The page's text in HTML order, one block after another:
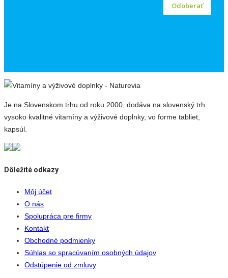
Odoberať
Je na Slovenskom trhu od roku 2000, dodáva na slovenský trh
vysoko kvalitné vitamíny a výživové doplnky, vo forme tabliet,
kapsúl.
Dôležité odkazy
Môj účet
O nás
Spolupráca pre firmy
Kontakt
Obchodné podmienky
Súhlas so spracúvaním osobných údajov
Odstúpenie od zmluvy